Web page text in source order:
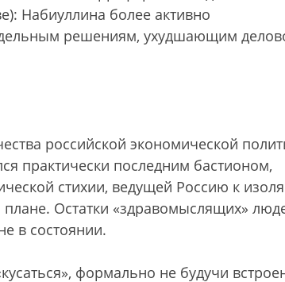
Набиуллина более активно
решениям, ухудшающим
российской экономической
практически последним бастионом,
стихии, ведущей Россию к
Остатки «здравомыслящих»
в состоянии.
формально не будучи